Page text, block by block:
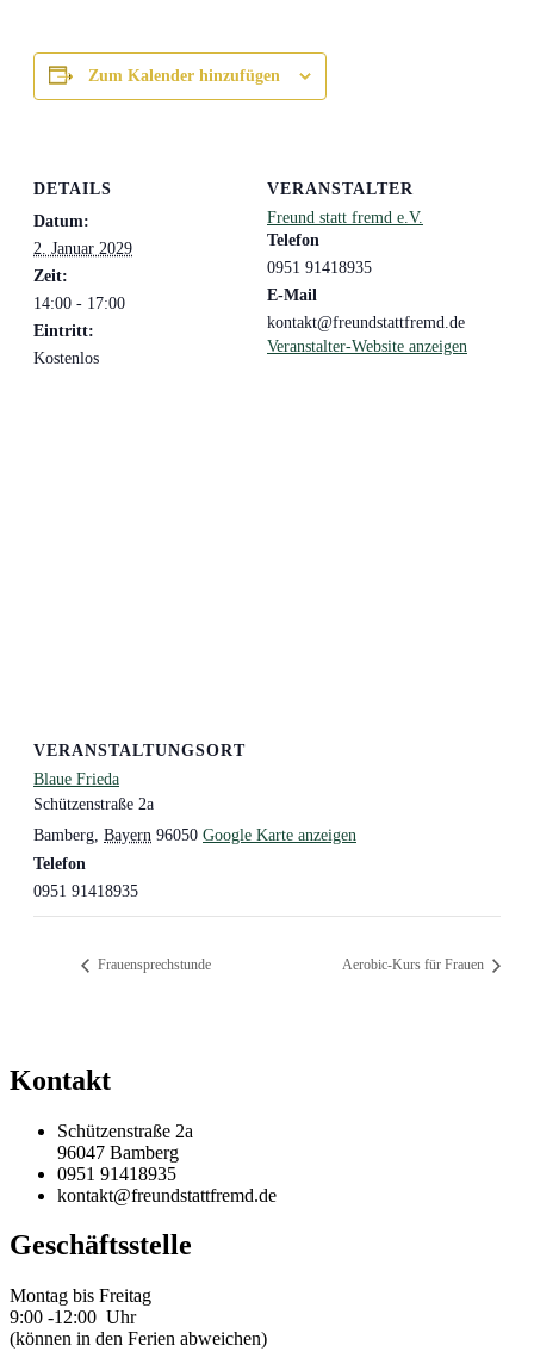
Zum Kalender hinzufügen
DETAILS
Datum:
2. Januar 2029
Zeit:
14:00 - 17:00
Eintritt:
Kostenlos
VERANSTALTER
Freund statt fremd e.V.
Telefon
0951 91418935
E-Mail
kontakt@freundstattfremd.de
Veranstalter-Website anzeigen
VERANSTALTUNGSORT
Blaue Frieda
Schützenstraße 2a
Bamberg Bayern 96050 Google Karte anzeigen
Telefon
0951 91418935
Frauensprechstunde Aerobic-Kurs für Frauen
Kontakt
Schützenstraße 2a
96047 Bamberg
0951 91418935
kontakt@freundstattfremd.de
Geschäftsstelle
Montag bis Freitag
9:00 -12:00 Uhr
(können in den Ferien abweichen)